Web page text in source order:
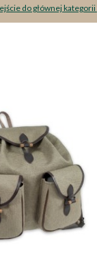
do głównej kategorii